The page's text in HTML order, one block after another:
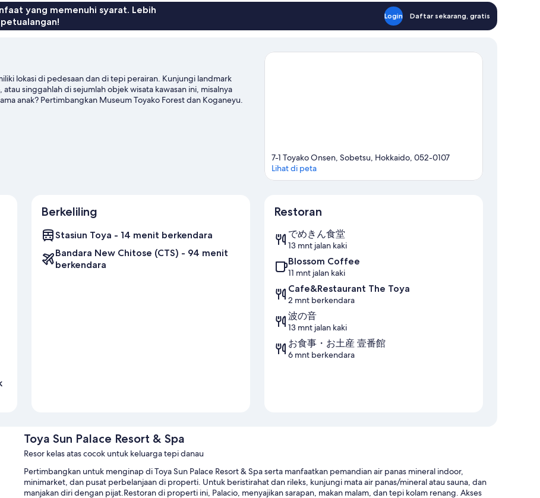
Asap
Rokok
yang memenuhi syarat. Lebih
Login Daftar sekarang, gratis
lokasi di pedesaan dan di tepi perairan. Kunjungi landmark
singgahlah di sejumlah objek wisata kawasan ini, misalnya
anak? Pertimbangkan Museum Toyako Forest dan Koganeyu.
7-1 Toyako Onsen, Sobetsu, Hokkaido, 052-0107
Lihat di peta
Berkeliling
Stasiun Toya - 14 menit berkendara
Bandara New Chitose (CTS) - 94 menit
berkendara
Restoran
でめきん食堂
13 mnt jalan kaki
Blossom Coffee
11 mnt jalan kaki
Cafe&Restaurant The Toya
2 mnt berkendara
波の音
13 mnt jalan kaki
お食事・お土産 壹番館
6 mnt berkendara
Toya Sun Palace Resort & Spa
Resor kelas atas cocok untuk keluarga tepi danau
Pertimbangkan untuk menginap di Toya Sun Palace Resort & Spa serta manfaatkan pemandian air panas mineral indoor,
minimarket, dan pusat perbelanjaan di properti. Untuk beristirahat dan rileks, kunjungi mata air panas/mineral atau sauna, dan
manjakan diri dengan pijat.Restoran di properti ini, Palacio, menyajikan sarapan, makan malam, dan tepi kolam renang. Akses